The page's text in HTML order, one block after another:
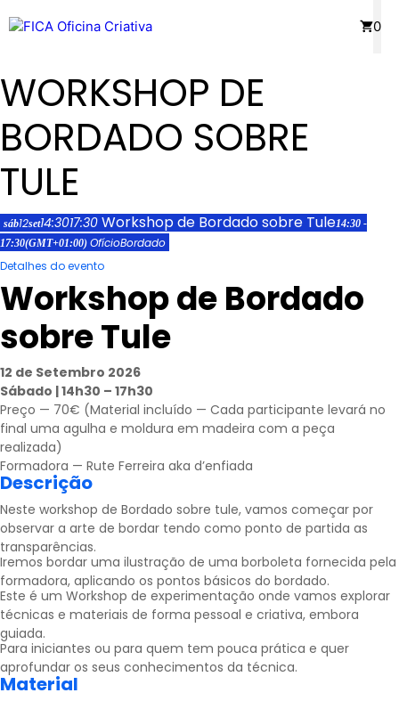
para
conteúdo
0
WORKSHOP DE
BORDADO SOBRE
TULE
sáb12set14:3017:30 Workshop de Bordado sobre Tule14:30 -
17:30(GMT+01:00) OfícioBordado
Detalhes do evento
Workshop de Bordado
sobre Tule
12 de Setembro 2026
Sábado | 14h30 – 17h30
Preço — 70€ (Material incluído — Cada participante levará no
final uma agulha e moldura em madeira com a peça
realizada)
Formadora — Rute Ferreira aka d’enfiada
Descrição
Neste workshop de Bordado sobre tule, vamos começar por
observar a arte de bordar tendo como ponto de partida as
transparências.
Iremos bordar uma ilustração de uma borboleta fornecida pela
formadora, aplicando os pontos básicos do bordado.
Este é um Workshop de experimentação onde vamos explorar
técnicas e materiais de forma pessoal e criativa, embora
guiada.
Para iniciantes ou para quem tem pouca prática e quer
aprofundar os seus conhecimentos da técnica.
Material